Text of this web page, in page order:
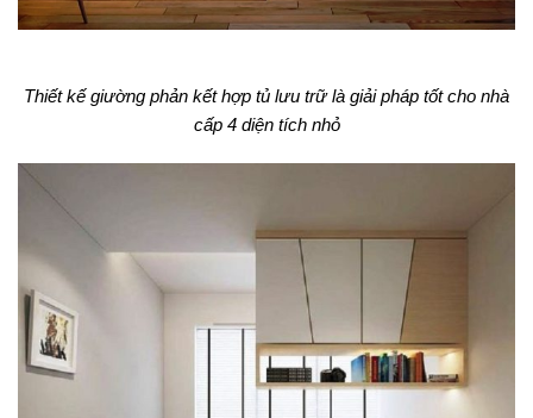
Thiết kế giường phản kết hợp tủ lưu trữ là giải pháp tốt cho nhà
cấp 4 diện tích nhỏ